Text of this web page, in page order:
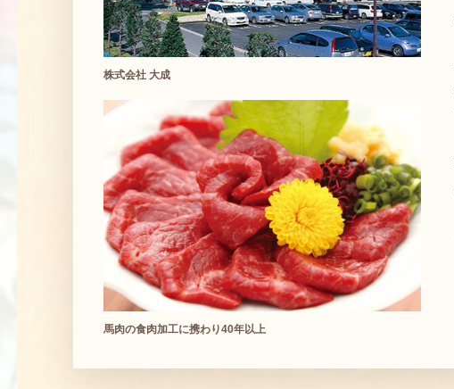
株式会社 大成
馬肉の食肉加工に携わり40年以上